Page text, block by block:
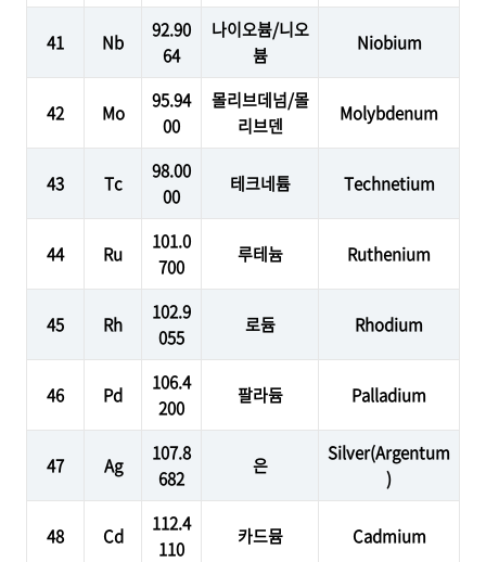
41 Nb
92.90
64
나이오븀/니오
븀
Niobium
42 Mo
95.94
00
몰리브데넘/몰
리브덴
Molybdenum
43 Tc
98.00
00
테크네튬 Technetium
44 Ru
101.0
700
루테늄 Ruthenium
45 Rh
102.9
055
로듐 Rhodium
46 Pd
106.4
200
팔라듐 Palladium
47 Ag
107.8
682
은
Silver(Argentum
)
48 Cd
112.4
110
카드뮴 Cadmium